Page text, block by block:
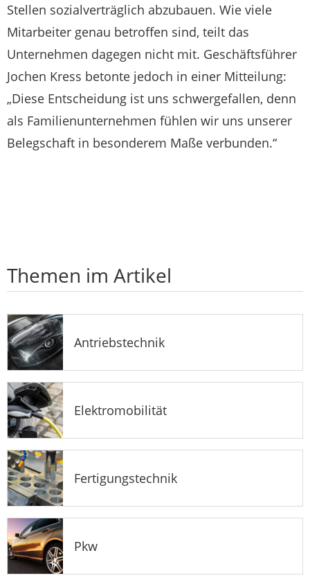
Stellen sozialverträglich abzubauen. Wie viele
Mitarbeiter genau betroffen sind, teilt das
Unternehmen dagegen nicht mit. Geschäftsführer
Jochen Kress betonte jedoch in einer Mitteilung:
„Diese Entscheidung ist uns schwergefallen, denn
als Familienunternehmen fühlen wir uns unserer
Belegschaft in besonderem Maße verbunden.“
Themen im Artikel
Antriebstechnik
Elektromobilität
Fertigungstechnik
Pkw